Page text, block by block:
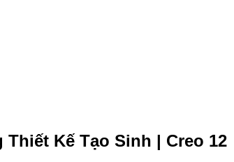
Kế Tạo Sinh | Creo 12